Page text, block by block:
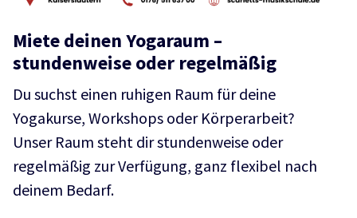
Miete deinen Yogaraum –
stundenweise oder regelmäßig
Du suchst einen ruhigen Raum für deine
Yogakurse, Workshops oder Körperarbeit?
Unser Raum steht dir stundenweise oder
regelmäßig zur Verfügung, ganz flexibel nach
deinem Bedarf.